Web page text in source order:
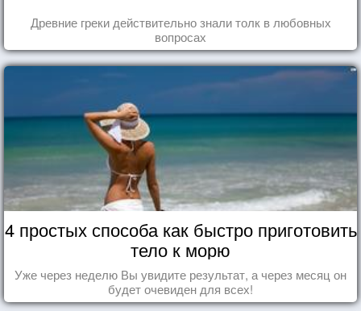
Древние греки действительно знали толк в любовных
вопросах
4 простых способа как быстро приготовить
тело к морю
Уже через неделю Вы увидите результат, а через месяц он
будет очевиден для всех!